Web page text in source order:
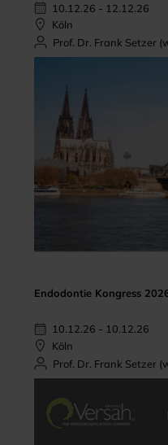
10.12.26 - 12.12.26
Köln
Prof. Dr. Frank Setzer
Endodontie Kongress
10.12.26 - 10.12.26
Köln
Prof. Dr. Frank Setzer